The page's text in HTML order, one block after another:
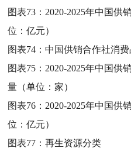
图表73： 2020-2025年中国供
位：亿元）
图表74：中国供销合作社消
图表75： 2020-2025年中国供
量（单位：家）
图表76： 2020-2025年中国供
位：亿元）
图表77：再生资源分类